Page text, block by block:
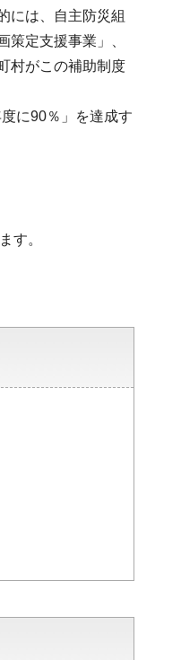
には、自主防災組
定支援事業」、
村がこの補助制度
に90％」を達成す
す。